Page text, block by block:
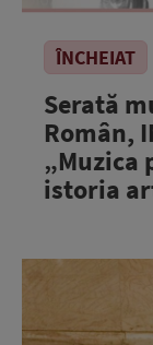
ÎNCHEIAT
Serată
Român,
„Muzica
istoria